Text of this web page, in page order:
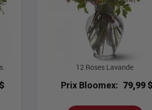
12 Roses Lavande
Prix Bloomex: 79,99 $